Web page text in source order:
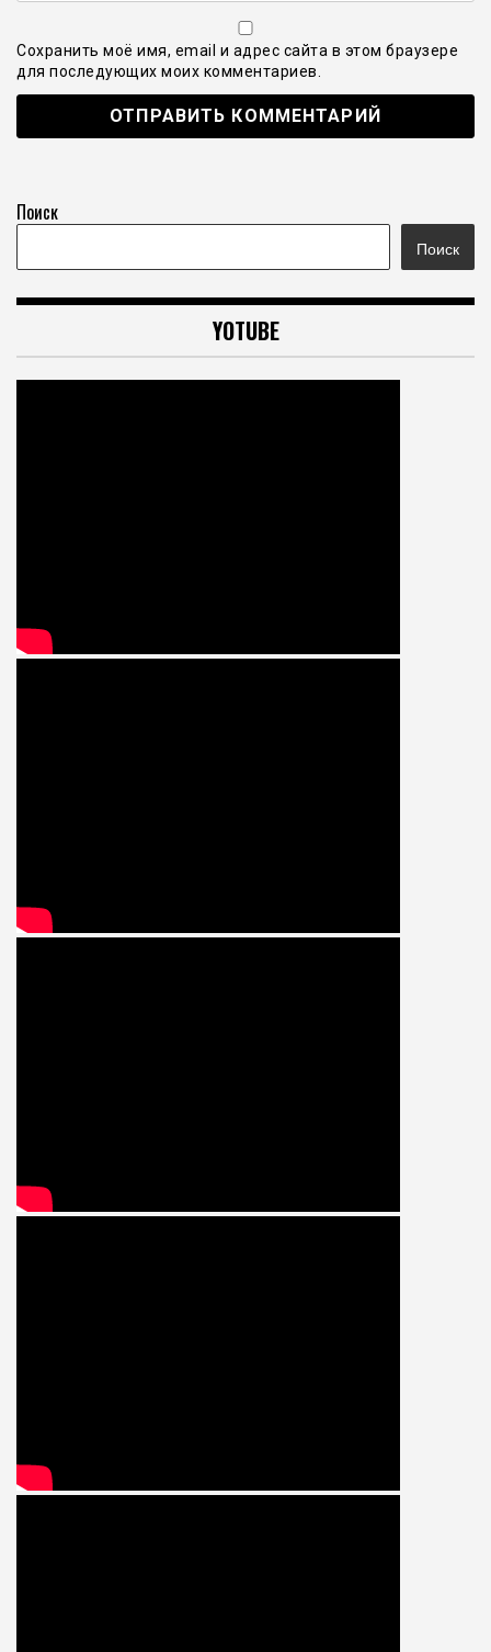
Сохранить моё имя, email и адрес сайта в этом браузере
для последующих моих комментариев.
Поиск
Поиск
YOTUBE